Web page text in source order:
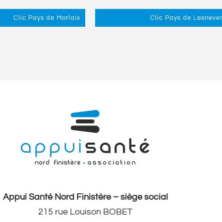
Clic Pays de Morlaix Clic Pays de
Appui Santé Nord Finistère – siège social
215 rue Louison BOBET